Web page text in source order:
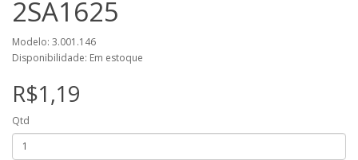
2SA1625
Modelo: 3.001.146
Disponibilidade: Em estoque
R$1,19
Qtd